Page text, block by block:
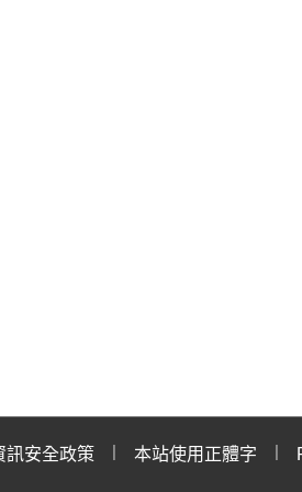
訊安全政策 本站使用正體字